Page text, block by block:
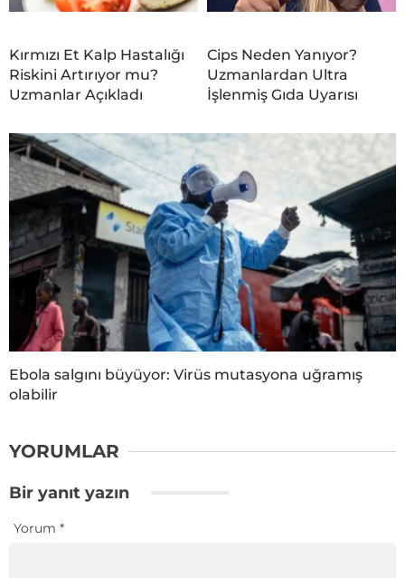
Kırmızı Et Kalp Hastalığı
Riskini Artırıyor mu?
Uzmanlar Açıkladı
Cips Neden Yanıyor?
Uzmanlardan Ultra
İşlenmiş Gıda Uyarısı
Ebola salgını büyüyor: Virüs mutasyona uğramış
olabilir
YORUMLAR
Bir yanıt yazın
Yorum *